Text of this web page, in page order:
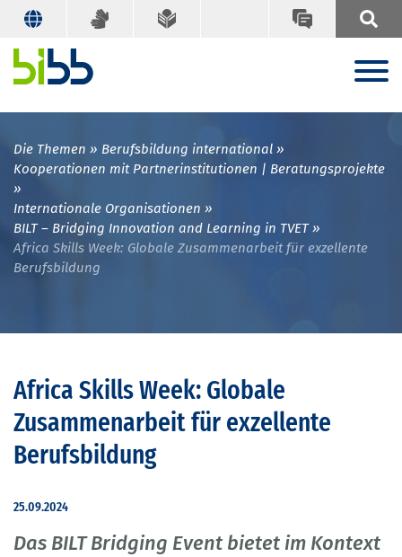
Die Themen
Berufsbildung international
Kooperationen mit Partnerinstitutionen | Beratungsprojekte
Internationale Organisationen
BILT – Bridging Innovation and Learning in TVET
Africa Skills Week: Globale Zusammenarbeit für exzellente
Berufsbildung
Africa Skills Week: Globale
Zusammenarbeit für exzellente
Berufsbildung
25.09.2024
Das BILT Bridging Event bietet im Kontext